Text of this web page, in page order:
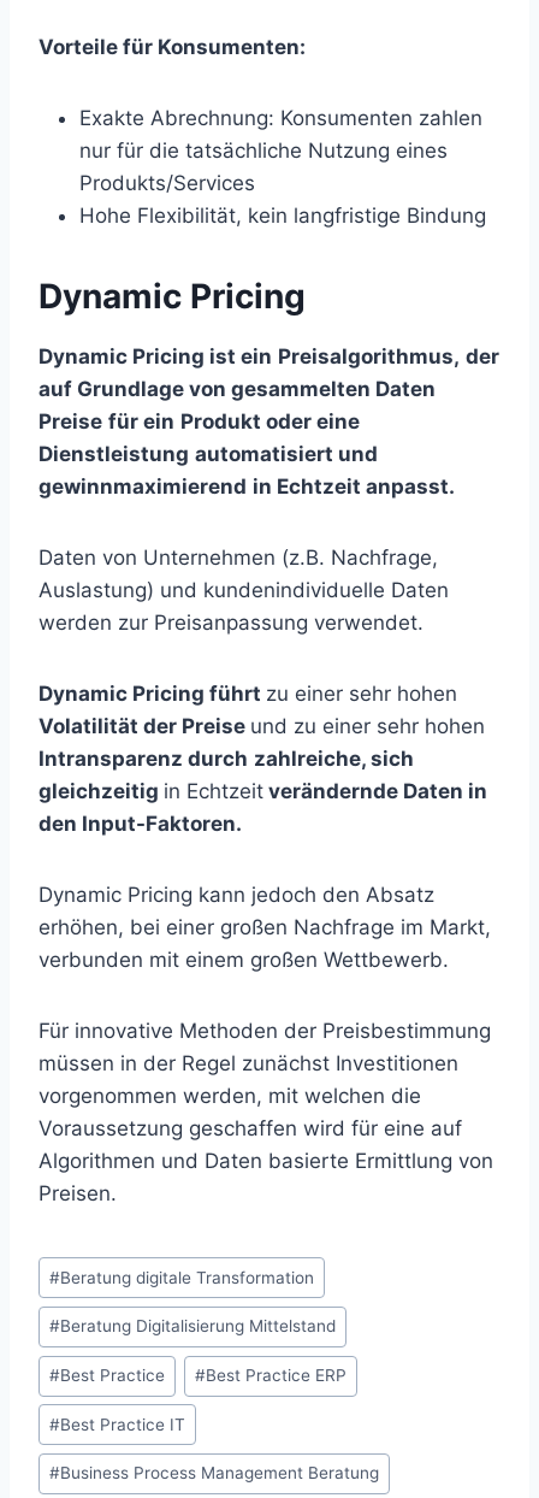
Vorteile für Konsumenten:
Exakte Abrechnung: Konsumenten zahlen
nur für die tatsächliche Nutzung eines
Produkts/Services
Hohe Flexibilität, kein langfristige Bindung
Dynamic Pricing
Dynamic Pricing ist ein Preisalgorithmus, der
auf Grundlage von gesammelten Daten
Preise für ein Produkt oder eine
Dienstleistung automatisiert und
gewinnmaximierend in Echtzeit anpasst.
Daten von Unternehmen (z.B. Nachfrage,
Auslastung) und kundenindividuelle Daten
werden zur Preisanpassung verwendet.
Dynamic Pricing führt zu einer sehr hohen
Volatilität der Preise und zu einer sehr hohen
Intransparenz durch zahlreiche, sich
gleichzeitig in Echtzeit verändernde Daten in
den Input-Faktoren.
Dynamic Pricing kann jedoch den Absatz
erhöhen, bei einer großen Nachfrage im Markt,
verbunden mit einem großen Wettbewerb.
Für innovative Methoden der Preisbestimmung
müssen in der Regel zunächst Investitionen
vorgenommen werden, mit welchen die
Voraussetzung geschaffen wird für eine auf
Algorithmen und Daten basierte Ermittlung von
Preisen.
Schlagworte:
#Beratung digitale Transformation
#Beratung Digitalisierung Mittelstand
#Best Practice #Best Practice ERP
#Best Practice IT
#Business Process Management Beratung